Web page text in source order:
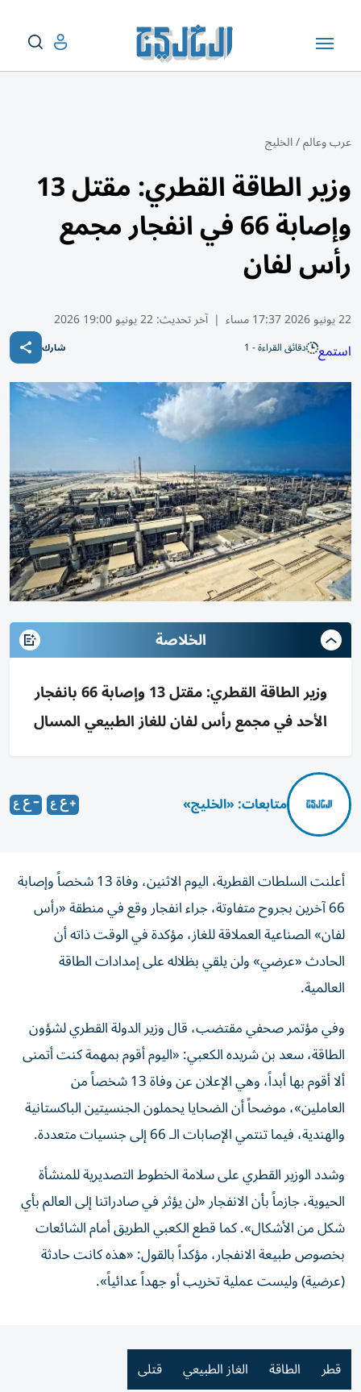
عرب وعالم/الخليج
وزير الطاقة القطري: مقتل 13
وإصابة 66 في انفجار مجمع
رأس لفان
22 يونيو 2026 17:37 مساء | آخر تحديث:22 يونيو 19:00 2026
استمع دقائق القراءة - 1 شارك
الخلاصة
وزير الطاقة القطري: مقتل 13 وإصابة 66 بانفجار
الأحد في مجمع رأس لفان للغاز الطبيعي المسال
متابعات: «الخليج»
أعلنت السلطات القطرية، اليوم الاثنين، وفاة 13 شخصاً وإصابة
66 آخرين بجروح متفاوتة، جراء انفجار وقع في منطقة «رأس
لفان» الصناعية العملاقة للغاز، مؤكدة في الوقت ذاته أن
الحادث «عرضي» ولن يلقي بظلاله على إمدادات الطاقة
العالمية.
وفي مؤتمر صحفي مقتضب، قال وزير الدولة القطري لشؤون
الطاقة، سعد بن شريده الكعبي: «اليوم أقوم بمهمة كنت أتمنى
ألا أقوم بها أبداً، وهي الإعلان عن وفاة 13 شخصاً من
العاملين»، موضحاً أن الضحايا يحملون الجنسيتين الباكستانية
والهندية، فيما تنتمي الإصابات الـ 66 إلى جنسيات متعددة.
وشدد الوزير القطري على سلامة الخطوط التصديرية للمنشأة
الحيوية، جازماً بأن الانفجار «لن يؤثر في صادراتنا إلى العالم بأي
شكل من الأشكال». كما قطع الكعبي الطريق أمام الشائعات
بخصوص طبيعة الانفجار، مؤكداً بالقول: «هذه كانت حادثة
(عرضية) وليست عملية تخريب أو جهداً عدائياً».
قطر الطاقة الغاز الطبيعي قتلى